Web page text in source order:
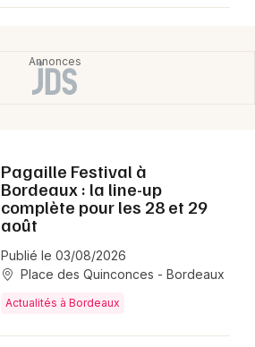
Pagaille Festival à
Bordeaux : la line-up
complète pour les 28 et 29
août
Publié le 03/08/2026
Place des Quinconces - Bordeaux
Actualités à Bordeaux